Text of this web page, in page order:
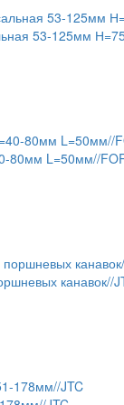
53-125мм
80мм L=50мм//
канавок//